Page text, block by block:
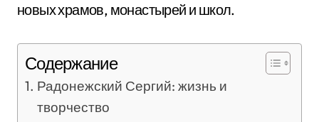
новых храмов, монастырей и школ.
Содержание
Радонежский Сергий: жизнь и
творчество